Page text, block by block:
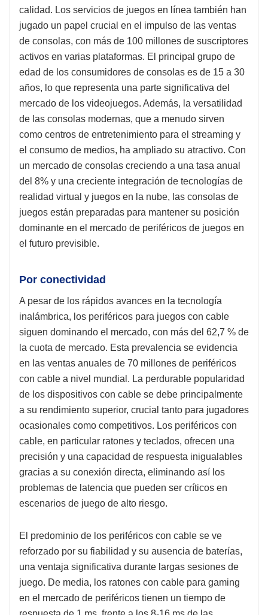
calidad. Los servicios de juegos en línea también han
jugado un papel crucial en el impulso de las ventas
de consolas, con más de 100 millones de suscriptores
activos en varias plataformas. El principal grupo de
edad de los consumidores de consolas es de 15 a 30
años, lo que representa una parte significativa del
mercado de los videojuegos. Además, la versatilidad
de las consolas modernas, que a menudo sirven
como centros de entretenimiento para el streaming y
el consumo de medios, ha ampliado su atractivo. Con
un mercado de consolas creciendo a una tasa anual
del 8% y una creciente integración de tecnologías de
realidad virtual y juegos en la nube, las consolas de
juegos están preparadas para mantener su posición
dominante en el mercado de periféricos de juegos en
el futuro previsible.
Por conectividad
A pesar de los rápidos avances en la tecnología
inalámbrica, los periféricos para juegos con cable
siguen dominando el mercado, con más del 62,7 % de
la cuota de mercado. Esta prevalencia se evidencia
en las ventas anuales de 70 millones de periféricos
con cable a nivel mundial. La perdurable popularidad
de los dispositivos con cable se debe principalmente
a su rendimiento superior, crucial tanto para jugadores
ocasionales como competitivos. Los periféricos con
cable, en particular ratones y teclados, ofrecen una
precisión y una capacidad de respuesta inigualables
gracias a su conexión directa, eliminando así los
problemas de latencia que pueden ser críticos en
escenarios de juego de alto riesgo.
El predominio de los periféricos con cable se ve
reforzado por su fiabilidad y su ausencia de baterías,
una ventaja significativa durante largas sesiones de
juego. De media, los ratones con cable para gaming
en el mercado de periféricos tienen un tiempo de